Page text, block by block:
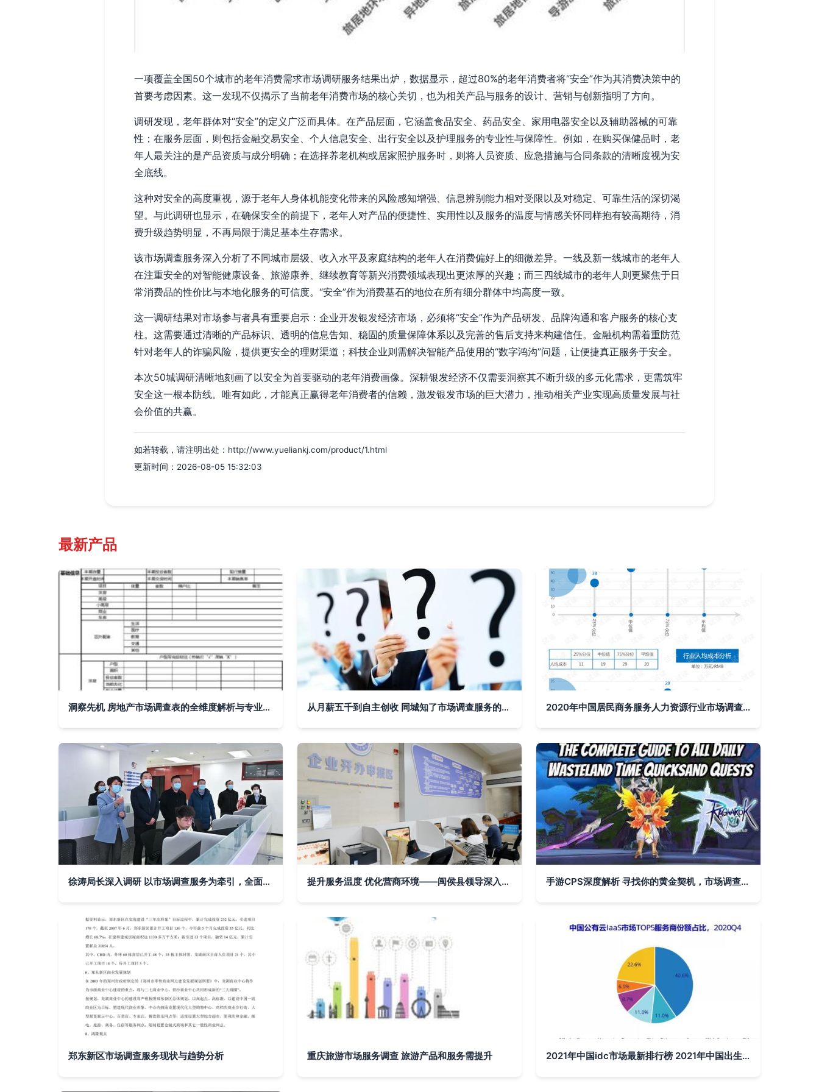
一项覆盖全国50个城市的老年消费需求市场调研服务结果出炉，数据显示，超过80%的老年消费者将“安全”作为其消费决策中的
首要考虑因素。这一发现不仅揭示了当前老年消费市场的核心关切，也为相关产品与服务的设计、营销与创新指明了方向。
调研发现，老年群体对“安全”的定义广泛而具体。在产品层面，它涵盖食品安全、药品安全、家用电器安全以及辅助器械的可靠
性；在服务层面，则包括金融交易安全、个人信息安全、出行安全以及护理服务的专业性与保障性。例如，在购买保健品时，老
年人最关注的是产品资质与成分明确；在选择养老机构或居家照护服务时，则将人员资质、应急措施与合同条款的清晰度视为安
全底线。
这种对安全的高度重视，源于老年人身体机能变化带来的风险感知增强、信息辨别能力相对受限以及对稳定、可靠生活的深切渴
望。与此调研也显示，在确保安全的前提下，老年人对产品的便捷性、实用性以及服务的温度与情感关怀同样抱有较高期待，消
费升级趋势明显，不再局限于满足基本生存需求。
该市场调查服务深入分析了不同城市层级、收入水平及家庭结构的老年人在消费偏好上的细微差异。一线及新一线城市的老年人
在注重安全的对智能健康设备、旅游康养、继续教育等新兴消费领域表现出更浓厚的兴趣；而三四线城市的老年人则更聚焦于日
常消费品的性价比与本地化服务的可信度。“安全”作为消费基石的地位在所有细分群体中均高度一致。
这一调研结果对市场参与者具有重要启示：企业开发银发经济市场，必须将“安全”作为产品研发、品牌沟通和客户服务的核心支
柱。这需要通过清晰的产品标识、透明的信息告知、稳固的质量保障体系以及完善的售后支持来构建信任。金融机构需着重防范
针对老年人的诈骗风险，提供更安全的理财渠道；科技企业则需解决智能产品使用的“数字鸿沟”问题，让便捷真正服务于安全。
本次50城调研清晰地刻画了以安全为首要驱动的老年消费画像。深耕银发经济不仅需要洞察其不断升级的多元化需求，更需筑牢
安全这一根本防线。唯有如此，才能真正赢得老年消费者的信赖，激发银发市场的巨大潜力，推动相关产业实现高质量发展与社
会价值的共赢。
如若转载，请注明出处：http://www.yueliankj.com/product/1.html
更新时间：2026-08-05 15:32:03
最新产品
洞察先机 房地产市场调查表的全维度解析与专业服务指南 从月薪五千到自主创收 同城知了市场调查服务的财富机遇 2020年中国居民商务服务人力资源行业市场调查报告与分析
徐涛局长深入调研 以市场调查服务为牵引，全面提升市场监管窗口服务效能 提升服务温度 优化营商环境——闽侯县领导深入县行政服务中心调研市场调查服务质量 手游CPS深度解析 寻找你的黄金契机，市场调查服务指南
郑东新区市场调查服务现状与趋势分析 重庆旅游市场服务调查 旅游产品和服务需提升 2021年中国idc市场最新排行榜 2021年中国出生人口和死亡人口